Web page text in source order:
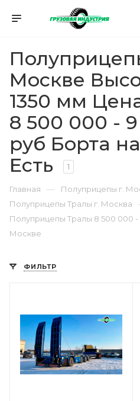
Москве
1350 мм
8 500 000 -
руб Борта
Есть
1
Главная — Полуприцепы г.
Полуприцепы Тралы г. Москва
Полуприцепы Тралы 8 500 000 -
Москве
ФИЛЬТР